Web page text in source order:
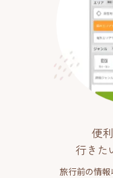
便
行きた
旅行前の情報